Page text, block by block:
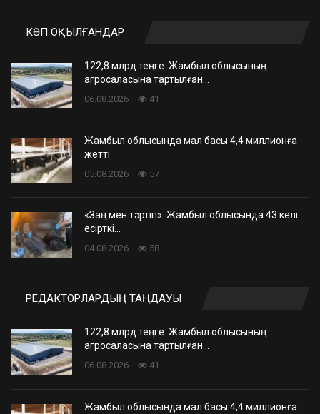
КӨП ОҚЫЛҒАНДАР
122,8 млрд теңге: Жамбыл облысының
агросаласына тартылған…
06.08.2026 41
Жамбыл облысында мал басы 4,4 миллионға
жетті
05.08.2026 57
«Заң мен тәртіп»: Жамбыл облысында 43 келі
есірткі…
04.08.2026 58
РЕДАКТОРЛАРДЫҢ ТАҢДАУЫ
122,8 млрд теңге: Жамбыл облысының
агросаласына тартылған…
06.08.2026 41
Жамбыл облысында мал басы 4,4 миллионға